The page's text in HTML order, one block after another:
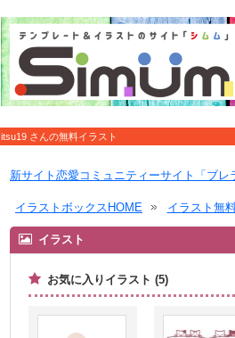
itsu19 さんの無料イラスト
新サイト恋愛コミュニティーサイト「ブレ
イラストボックスHOME イラスト無
イラスト
お気に入りイラスト (5)